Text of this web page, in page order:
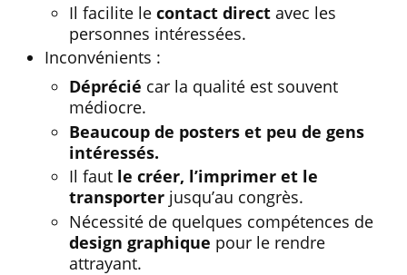
Il facilite le contact directavec les
personnes intéressées.
Inconvénients :
Déprécié car la qualité est souvent
médiocre.
Beaucoup de posters et peu de gens
intéressés.
Il faut le créer, l’imprimer et le
transporterjusqu’au congrès.
Nécessité de quelques compétences de
design graphique pour le rendre
attrayant.